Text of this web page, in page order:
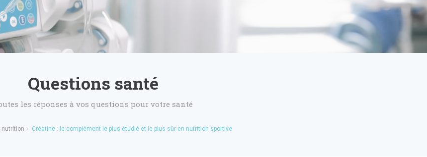
Questions santé
les réponses à vos questions pour votre santé
nutrition Créatine : le complément le plus étudié et le plus sûr en nutrition sportive